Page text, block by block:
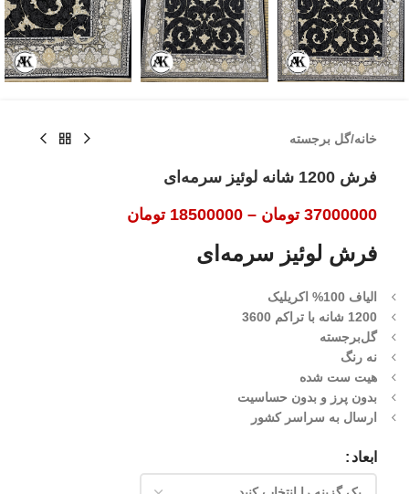
خانه/گل برجسته
فرش 1200 شانه لوئیز سرمه‌ای
37000000 تومان –
18500000 تومان
فرش لوئیز سرمه‌ای
الیاف 100% اکریلیک
1200 شانه با تراکم 3600
گل‌برجسته
نه رنگ
هیت ست شده
بدون پرز و بدون حساسیت
ارسال به سراسر کشور
ابعاد